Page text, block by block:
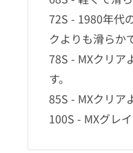
72S - 1980年代
クよりも滑らか
78S - MXクリア
す。
85S - MXクリア
100S - MXグレ